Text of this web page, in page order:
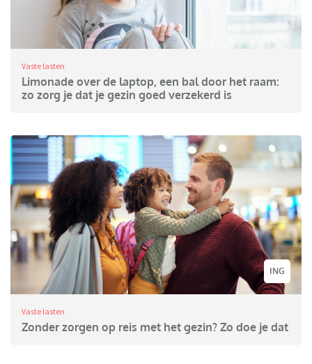
Vaste lasten
Limonade over de laptop, een bal door het raam:
zo zorg je dat je gezin goed verzekerd is
ING
Vaste lasten
Zonder zorgen op reis met het gezin? Zo doe je dat